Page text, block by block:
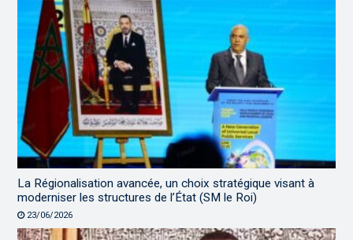
La Régionalisation avancée, un choix stratégique visant à
moderniser les structures de l’État (SM le Roi)
23/06/2026